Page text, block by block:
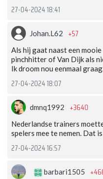
27-04-2024 18:41
Johan.L62 +57
Als hij gaat naast een
pinchhitter of Van Dijk als
Ik droom nou eenmaal
27-04-2024 18:07
dmnq1992 +3640
Nederlandse trainers
spelers mee te nemen. Dat
27-04-2024 16:57
barbari1505